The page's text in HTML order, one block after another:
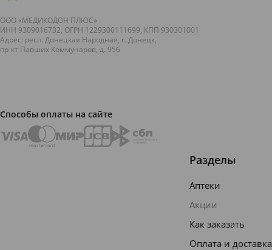
ООО «МЕДИКОДОН ПЛЮС»
ИНН 9309016732, ОГРН 1229300111699, КПП 930301001
Адрес: респ. Донецкая Народная, г. Донецк,
пр-кт Павших Коммунаров, д. 95б
Способы оплаты на сайте
Разделы
Аптеки
Акции
Как заказать
Оплата и доставка